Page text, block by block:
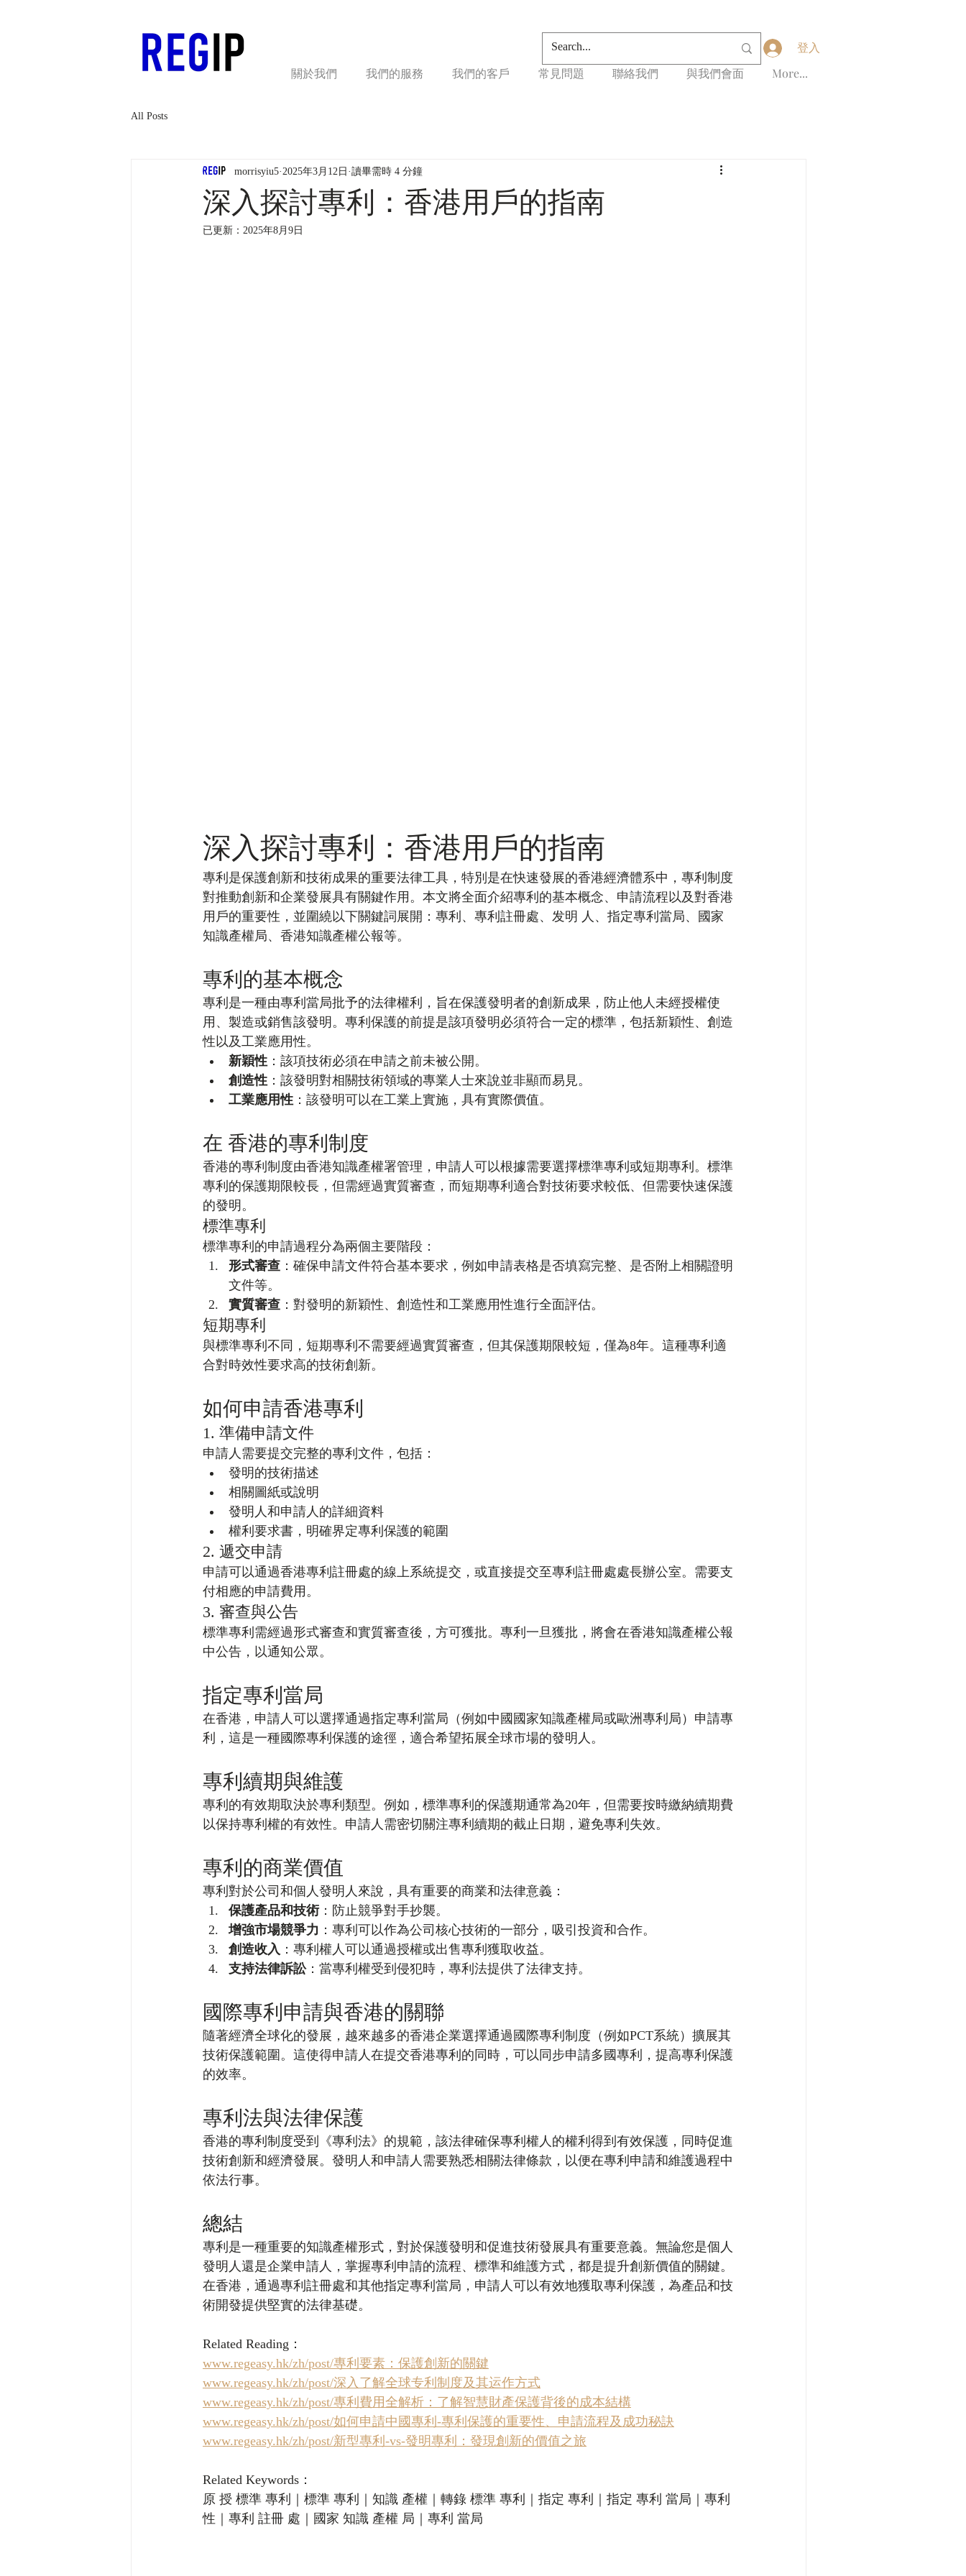
關於我們 我們的服務 我們的客戶 常見問題 聯絡我們 與我們會面 More...
登入
All Posts
深入探討專利：香港用戶的指南
morrisyiu5 2025年3月12日 讀畢需時 4 分鐘
已更新： 2025年8月9日
深入探討專利：香港用戶的指南
專利是保護創新和技術成果的重要法律工具，特別是在快速發展的香港經濟體系中，專利制度
對推動創新和企業發展具有關鍵作用。本文將全面介紹專利的基本概念、申請流程以及對香港
用戶的重要性，並圍繞以下關鍵詞展開：專利、專利註冊處、发明 人、指定專利當局、國家
知識產權局、香港知識產權公報等。
專利的基本概念
專利是一種由專利當局批予的法律權利，旨在保護發明者的創新成果，防止他人未經授權使
用、製造或銷售該發明。專利保護的前提是該項發明必須符合一定的標準，包括新穎性、創造
性以及工業應用性。
新穎性 ：該項技術必須在申請之前未被公開。
創造性 ：該發明對相關技術領域的專業人士來說並非顯而易見。
工業應用性 ：該發明可以在工業上實施，具有實際價值。
在 香港的專利制度
香港的專利制度由香港知識產權署管理，申請人可以根據需要選擇標準專利或短期專利。標準
專利的保護期限較長，但需經過實質審查，而短期專利適合對技術要求較低、但需要快速保護
的發明。
標準專利
標準專利的申請過程分為兩個主要階段：
形式審查 ：確保申請文件符合基本要求，例如申請表格是否填寫完整、是否附上相關證明
文件等。
實質審查 ：對發明的新穎性、創造性和工業應用性進行全面評估。
短期專利
與標準專利不同，短期專利不需要經過實質審查，但其保護期限較短，僅為8年。這種專利適
合對時效性要求高的技術創新。
如何申請香港專利
1. 準備申請文件
申請人需要提交完整的專利文件，包括：
發明的技術描述
相關圖紙或說明
發明人和申請人的詳細資料
權利要求書，明確界定專利保護的範圍
2. 遞交申請
申請可以通過香港專利註冊處的線上系統提交，或直接提交至專利註冊處處長辦公室。需要支
付相應的申請費用。
3. 審查與公告
標準專利需經過形式審查和實質審查後，方可獲批。專利一旦獲批，將會在香港知識產權公報
中公告，以通知公眾。
指定專利當局
在香港，申請人可以選擇通過指定專利當局（例如中國國家知識產權局或歐洲專利局）申請專
利，這是一種國際專利保護的途徑，適合希望拓展全球市場的發明人。
專利續期與維護
專利的有效期取決於專利類型。例如，標準專利的保護期通常為20年，但需要按時繳納續期費
以保持專利權的有效性。申請人需密切關注專利續期的截止日期，避免專利失效。
專利的商業價值
專利對於公司和個人發明人來說，具有重要的商業和法律意義：
保護產品和技術：防止競爭對手抄襲。
增強市場競爭力 ：專利可以作為公司核心技術的一部分，吸引投資和合作。
創造收入 ：專利權人可以通過授權或出售專利獲取收益。
支持法律訴訟：當專利權受到侵犯時，專利法提供了法律支持。
國際專利申請與香港的關聯
隨著經濟全球化的發展，越來越多的香港企業選擇通過國際專利制度（例如PCT系統）擴展其
技術保護範圍。這使得申請人在提交香港專利的同時，可以同步申請多國專利，提高專利保護
的效率。
專利法與法律保護
香港的專利制度受到《專利法》的規範，該法律確保專利權人的權利得到有效保護，同時促進
技術創新和經濟發展。發明人和申請人需要熟悉相關法律條款，以便在專利申請和維護過程中
依法行事。
總結
專利是一種重要的知識產權形式，對於保護發明和促進技術發展具有重要意義。無論您是個人
發明人還是企業申請人，掌握專利申請的流程、標準和維護方式，都是提升創新價值的關鍵。
在香港，通過專利註冊處和其他指定專利當局，申請人可以有效地獲取專利保護，為產品和技
術開發提供堅實的法律基礎。
Related Reading：
www.regeasy.hk/zh/post/專利要素：保護創新的關鍵
www.regeasy.hk/zh/post/深入了解全球专利制度及其运作方式
www.regeasy.hk/zh/post/專利費用全解析：了解智慧財產保護背後的成本結構
www.regeasy.hk/zh/post/如何申請中國專利-專利保護的重要性、申請流程及成功秘訣
www.regeasy.hk/zh/post/新型專利-vs-發明專利：發現創新的價值之旅
Related Keywords：
原 授 標準 專利｜標準 專利｜知識 產權｜轉錄 標準 專利｜指定 專利｜指定 專利 當局｜專利
性｜專利 註冊 處｜國家 知識 產權 局｜專利 當局